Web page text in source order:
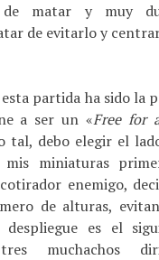
matar y muy
de evitarlo y
partida ha sido la
a ser un «Free for
tal, debo elegir el
miniaturas
enemigo,
de alturas,
despliegue es el
muchachos